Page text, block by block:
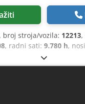
, broj stroja/vozila: 12213,
, radni sati: 9.780 h,
, težište tereta:
, vrsta jarbola:drugo,
,